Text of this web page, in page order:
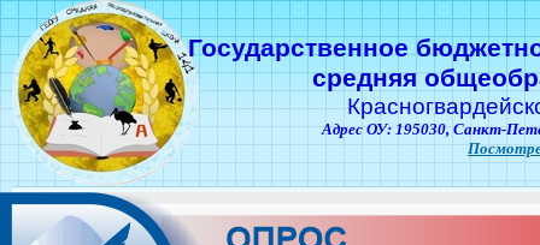
Государственное
средняя
Адрес ОУ: 195030, Санкт-